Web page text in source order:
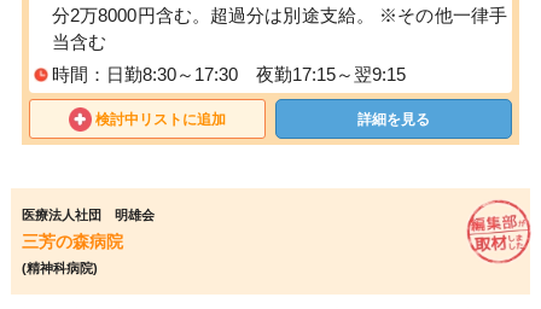
分2万8000円含む。超過分は別途支給。 ※その他一律手
当含む
時間：日勤8:30～17:30 夜勤17:15～翌9:15
検討中リストに追加 詳細を見る
医療法人社団 明雄会
三芳の森病院
(精神科病院)